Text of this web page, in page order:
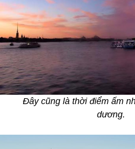
Đây cũng là thời điểm ấm
dương.